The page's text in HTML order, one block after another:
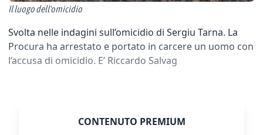
Il luogo dell'omicidio
Svolta nelle indagini sull’omicidio di Sergiu Tarna. La
Procura ha arrestato e portato in carcere un uomo con
l’accusa di omicidio. E’ Riccardo Salvag
CONTENUTO PREMIUM